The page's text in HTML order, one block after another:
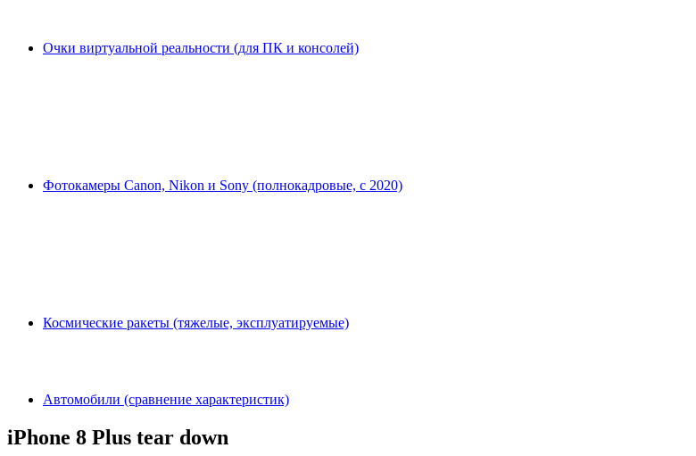
Очки виртуальной реальности (для ПК и консолей)
Фотокамеры Canon, Nikon и Sony (полнокадровые, с 2020)
Космические ракеты (тяжелые, эксплуатируемые)
Автомобили (сравнение характеристик)
iPhone 8 Plus tear down